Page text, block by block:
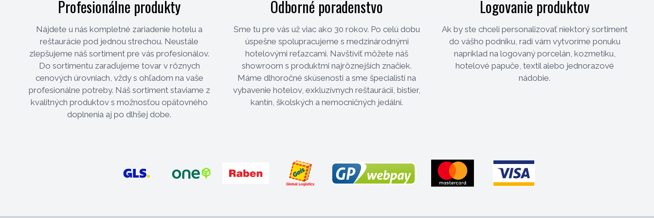
Profesionálne produkty
Nájdete u nás kompletné zariadenie hotelu a
reštaurácie pod jednou strechou. Neustále
zlepšujeme náš sortiment pre vás profesionálov.
Do sortimentu zaraďujeme tovar v rôznych
cenových úrovniach, vždy s ohľadom na vaše
profesionálne potreby. Náš sortiment staviame z
kvalitných produktov s možnosťou opätovného
doplnenia aj po dlhšej dobe.
Odborné poradenstvo
Sme tu pre vás už viac ako 30 rokov. Po celú dobu
úspešne spolupracujeme s medzinárodnými
hotelovými reťazcami. Navštíviť môžete náš
showroom s produktmi najrôznejších značiek.
Máme dlhoročné skúsenosti a sme špecialisti na
vybavenie hotelov, exkluzívnych reštaurácií, bistier,
kantín, školských a nemocničných jedální.
Logovanie produktov
Ak by ste chceli personalizovať niektorý sortiment
do vášho podniku, radi vám vytvoríme ponuku
napríklad na logovaný porcelán, kozmetiku,
hotelové papuče, textil alebo jednorazové
nádobie.